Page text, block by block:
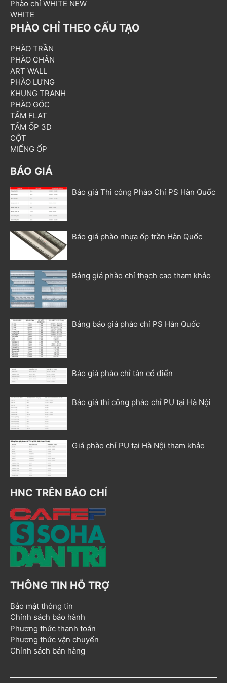
Phào chỉ WHITE NEW
WHITE
PHÀO CHỈ THEO CẤU TẠO
PHÀO TRẦN
PHÀO CHÂN
ART WALL
PHÀO LƯNG
KHUNG TRANH
PHÀO GÓC
TẤM FLAT
TẤM ỐP 3D
CỘT
MIẾNG ỐP
BÁO GIÁ
Báo giá Thi công Phào Chỉ PS Hàn Quốc
Báo giá phào nhựa ốp trần Hàn Quốc
Bảng giá phào chỉ thạch cao tham khảo
Bảng báo giá phào chỉ PS Hàn Quốc
Báo giá phào chỉ tân cổ điển
Báo giá thi công phào chỉ PU tại Hà Nội
Giá phào chỉ PU tại Hà Nội tham khảo
HNC TRÊN BÁO CHÍ
THÔNG TIN HỖ TRỢ
Bảo mật thông tin
Chính sách bảo hành
Phương thức thanh toán
Phương thức vận chuyển
Chính sách bán hàng